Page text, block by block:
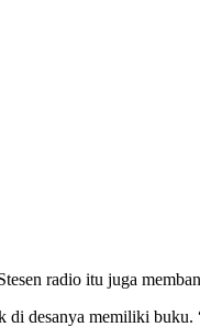
radio itu juga
di desanya memiliki